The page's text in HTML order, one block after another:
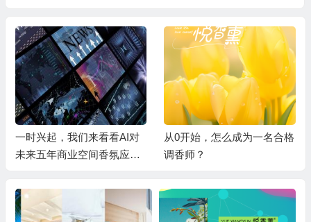
一时兴起，我们来看看AI对
未来五年商业空间香氛应用
景有什么看法呢？
从0开始，怎么成为一名合格
调香师？